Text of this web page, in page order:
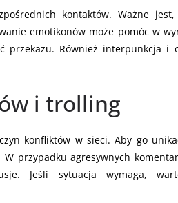
kontaktów. Ważne
emotikonów może pomóc w
przekazu. Również interpunkcja i
i trolling
konfliktów w sieci. Aby go
przypadku agresywnych
Jeśli sytuacja wymaga,